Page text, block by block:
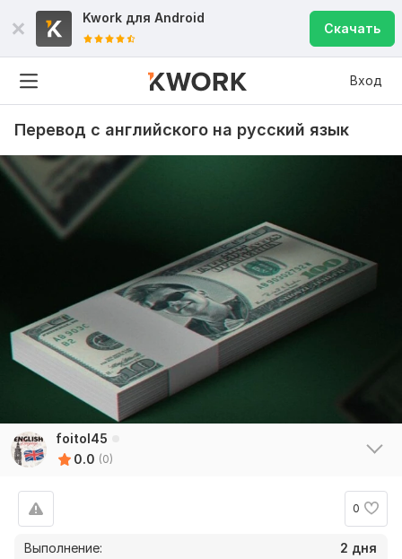
Kwork для Android
Скачать
Вход
Перевод с английского на русский язык
foitol45
0.0 (0)
0
Выполнение:
2 дня